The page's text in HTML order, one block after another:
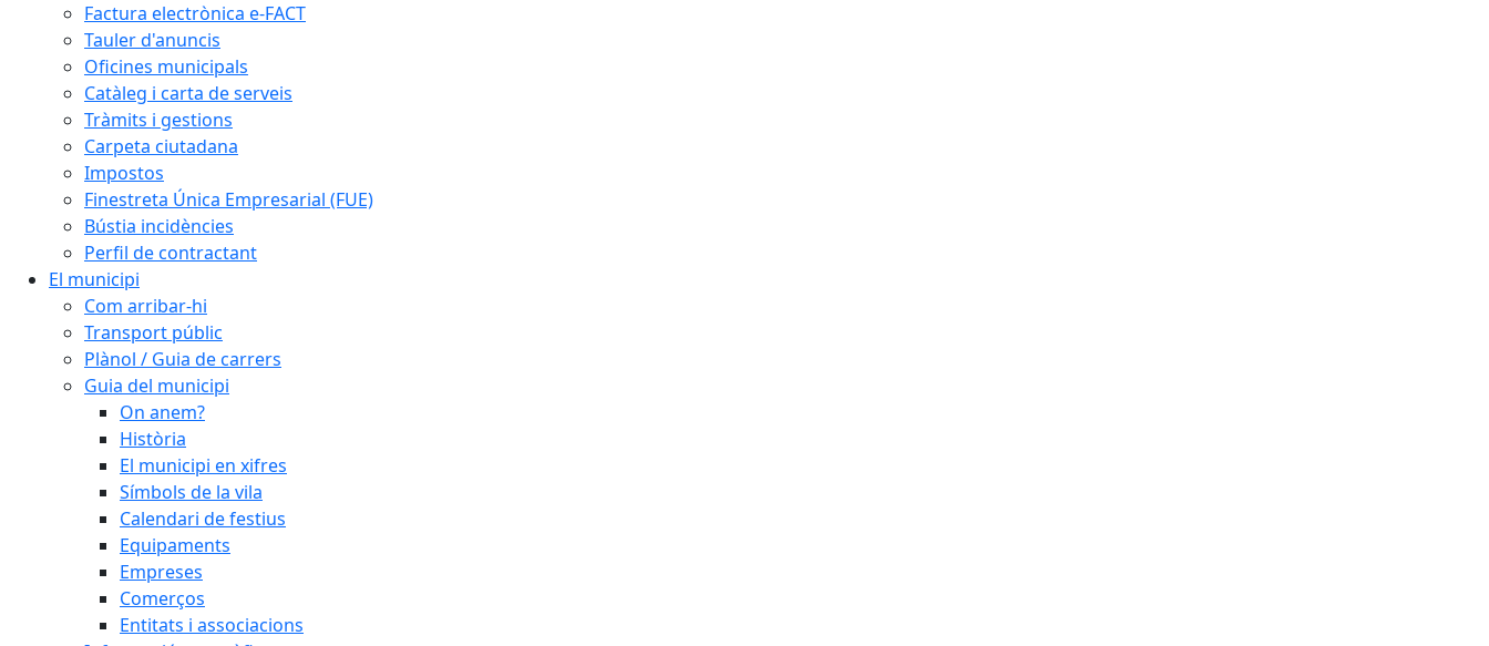
Factura electrònica e-FACT
Tauler d'anuncis
Oficines municipals
Catàleg i carta de serveis
Tràmits i gestions
Carpeta ciutadana
Impostos
Finestreta Única Empresarial (FUE)
Bústia incidències
Perfil de contractant
El municipi
Com arribar-hi
Transport públic
Plànol / Guia de carrers
Guia del municipi
On anem?
Història
El municipi en xifres
Símbols de la vila
Calendari de festius
Equipaments
Empreses
Comerços
Entitats i associacions